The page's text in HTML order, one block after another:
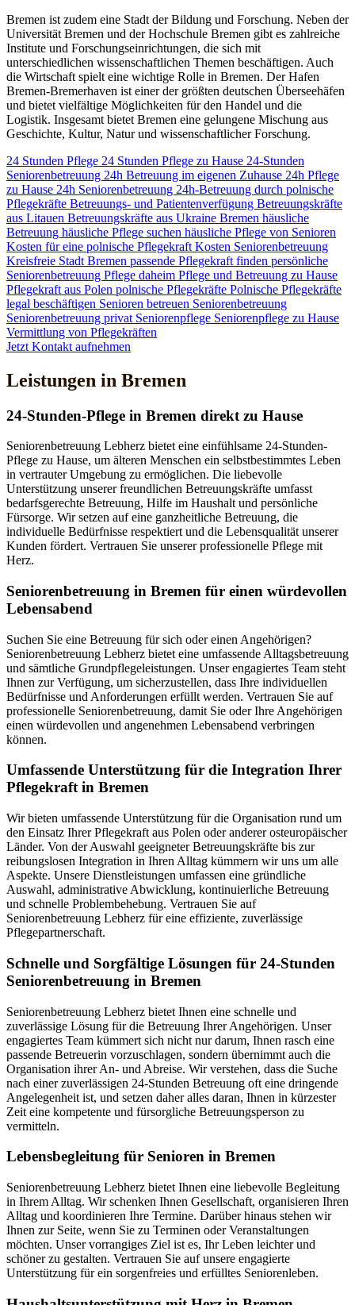
Bremen ist zudem eine Stadt der Bildung und Forschung. Neben der
Universität Bremen und der Hochschule Bremen gibt es zahlreiche
Institute und Forschungseinrichtungen, die sich mit
unterschiedlichen wissenschaftlichen Themen beschäftigen. Auch
die Wirtschaft spielt eine wichtige Rolle in Bremen. Der Hafen
Bremen-Bremerhaven ist einer der größten deutschen Überseehäfen
und bietet vielfältige Möglichkeiten für den Handel und die
Logistik. Insgesamt bietet Bremen eine gelungene Mischung aus
Geschichte, Kultur, Natur und wissenschaftlicher Forschung.
24 Stunden Pflege 24 Stunden Pflege zu Hause 24-Stunden
Seniorenbetreuung 24h Betreuung im eigenen Zuhause 24h Pflege
zu Hause 24h Seniorenbetreuung 24h-Betreuung durch polnische
Pflegekräfte Betreuungs- und Patientenverfügung Betreuungskräfte
aus Litauen Betreuungskräfte aus Ukraine Bremen häusliche
Betreuung häusliche Pflege suchen häusliche Pflege von Senioren
Kosten für eine polnische Pflegekraft Kosten Seniorenbetreuung
Kreisfreie Stadt Bremen passende Pflegekraft finden persönliche
Seniorenbetreuung Pflege daheim Pflege und Betreuung zu Hause
Pflegekraft aus Polen polnische Pflegekräfte Polnische Pflegekräfte
legal beschäftigen Senioren betreuen Seniorenbetreuung
Seniorenbetreuung privat Seniorenpflege Seniorenpflege zu Hause
Vermittlung von Pflegekräften
Jetzt Kontakt aufnehmen
Leistungen in Bremen
24-Stunden-Pflege in Bremen direkt zu Hause
Seniorenbetreuung Lebherz bietet eine einfühlsame 24-Stunden-
Pflege zu Hause, um älteren Menschen ein selbstbestimmtes Leben
in vertrauter Umgebung zu ermöglichen. Die liebevolle
Unterstützung unserer freundlichen Betreuungskräfte umfasst
bedarfsgerechte Betreuung, Hilfe im Haushalt und persönliche
Fürsorge. Wir setzen auf eine ganzheitliche Betreuung, die
individuelle Bedürfnisse respektiert und die Lebensqualität unserer
Kunden fördert. Vertrauen Sie unserer professionelle Pflege mit
Herz.
Senioren­betreuung in Bremen für einen würdevollen
Lebensabend
Suchen Sie eine Betreuung für sich oder einen Angehörigen?
Seniorenbetreuung Lebherz bietet eine umfassende Alltagsbetreuung
und sämtliche Grundpflegeleistungen. Unser engagiertes Team steht
Ihnen zur Verfügung, um sicherzustellen, dass Ihre individuellen
Bedürfnisse und Anforderungen erfüllt werden. Vertrauen Sie auf
professionelle Seniorenbetreuung, damit Sie oder Ihre Angehörigen
einen würdevollen und angenehmen Lebensabend verbringen
können.
Umfassende Unterstützung für die Integration Ihrer
Pflegekraft in Bremen
Wir bieten umfassende Unterstützung für die Organisation rund um
den Einsatz Ihrer Pflegekraft aus Polen oder anderer osteuropäischer
Länder. Von der Auswahl geeigneter Betreuungskräfte bis zur
reibungslosen Integration in Ihren Alltag kümmern wir uns um alle
Aspekte. Unsere Dienstleistungen umfassen eine gründliche
Auswahl, administrative Abwicklung, kontinuierliche Betreuung
und schnelle Problembehebung. Vertrauen Sie auf
Seniorenbetreuung Lebherz für eine effiziente, zuverlässige
Pflegepartnerschaft.
Schnelle und Sorgfältige Lösungen für 24-Stunden
Seniorenbetreuung in Bremen
Seniorenbetreuung Lebherz bietet Ihnen eine schnelle und
zuverlässige Lösung für die Betreuung Ihrer Angehörigen. Unser
engagiertes Team kümmert sich nicht nur darum, Ihnen rasch eine
passende Betreuerin vorzuschlagen, sondern übernimmt auch die
Organisation ihrer An- und Abreise. Wir verstehen, dass die Suche
nach einer zuverlässigen 24-Stunden Betreuung oft eine dringende
Angelegenheit ist, und setzen daher alles daran, Ihnen in kürzester
Zeit eine kompetente und fürsorgliche Betreuungsperson zu
vermitteln.
Lebensbegleitung für Senioren in Bremen
Seniorenbetreuung Lebherz bietet Ihnen eine liebevolle Begleitung
in Ihrem Alltag. Wir schenken Ihnen Gesellschaft, organisieren Ihren
Alltag und koordinieren Ihre Termine. Darüber hinaus stehen wir
Ihnen zur Seite, wenn Sie zu Terminen oder Veranstaltungen
möchten. Unser vorrangiges Ziel ist es, Ihr Leben leichter und
schöner zu gestalten. Vertrauen Sie auf unsere engagierte
Unterstützung für ein sorgenfreies und erfülltes Seniorenleben.